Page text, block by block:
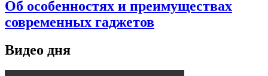
Об особенностях и преимуществах
современных гаджетов
Видео дня